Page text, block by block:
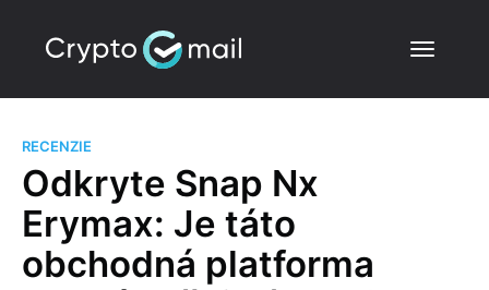
RECENZIE
Odkryte Snap Nx
Erymax: Je táto
obchodná platforma